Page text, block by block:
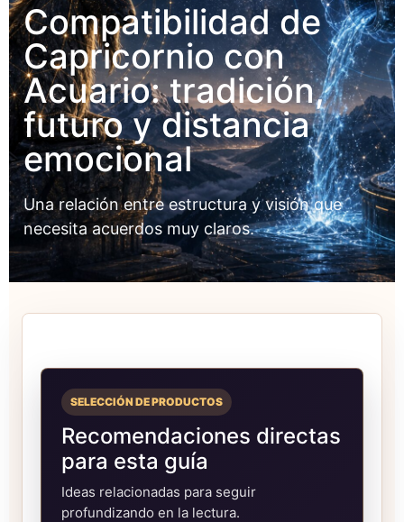
Compatibilidad de
Capricornio con
Acuario: tradición,
futuro y distancia
emocional
Una relación entre estructura y visión que
necesita acuerdos muy claros.
SELECCIÓN DE PRODUCTOS
Recomendaciones directas
para esta guía
Ideas relacionadas para seguir
profundizando en la lectura.